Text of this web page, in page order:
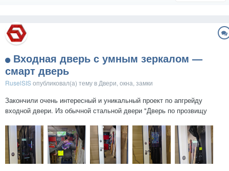
Входная дверь с умным зеркалом —
смарт дверь
RuselSISопубликовал(а) тему в Двери, окна, замки
Закончили очень интересный и уникальный проект по апгрейду
входной двери. Из обычной стальной двери "Дверь по прозвищу
Android. Что из этого получилось и как - смотрите в видео: Интересно
ваше мнени...